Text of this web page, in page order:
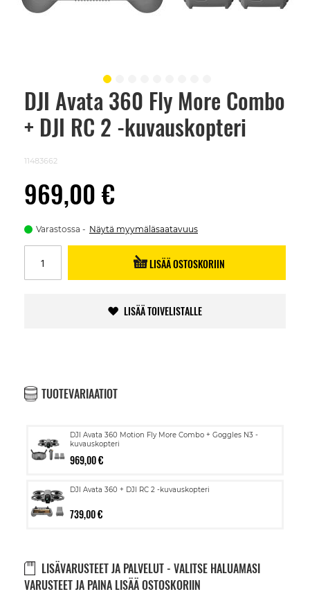
DJI Avata 360 Fly More Combo
+ DJI RC 2 -kuvauskopteri
11483662
969,00 €
Varastossa Näytä myymäläsaatavuus
LISÄÄ OSTOSKORIIN
LISÄÄ TOIVELISTALLE
TUOTEVARIAATIOT
DJI Avata 360 Motion Fly More Combo + Goggles N3 -
kuvauskopteri
969,00 €
DJI Avata 360 + DJI RC 2 -kuvauskopteri
739,00 €
LISÄVARUSTEET JA PALVELUT - VALITSE HALUAMASI
VARUSTEET JA PAINA LISÄÄ OSTOSKORIIN
Skip
beginning
images